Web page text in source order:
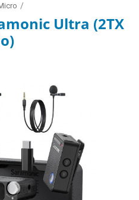
/
Ultra (2TX